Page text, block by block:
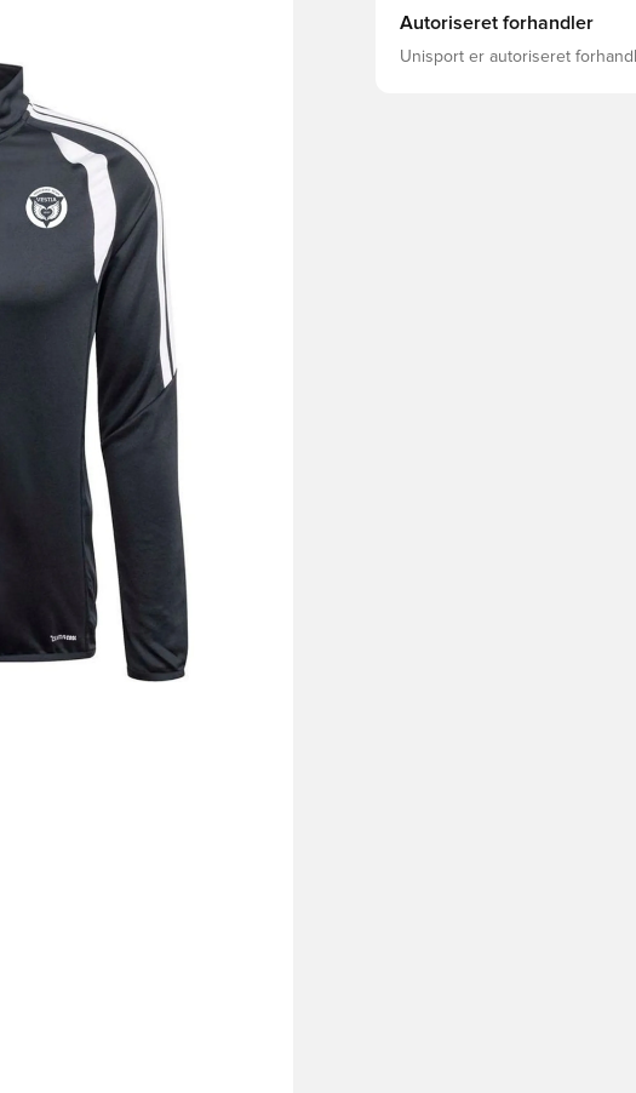
Autoriseret forhandler
Unisport er autoriseret